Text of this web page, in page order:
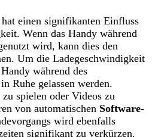
hat einen signifikanten Einfluss
Wenn das Handy während
wird, kann dies den
Um die Ladegeschwindigkeit
während des
Ruhe gelassen werden.
spielen oder Videos zu
von automatischen Software-
wird ebenfalls
signifikant zu verkürzen.